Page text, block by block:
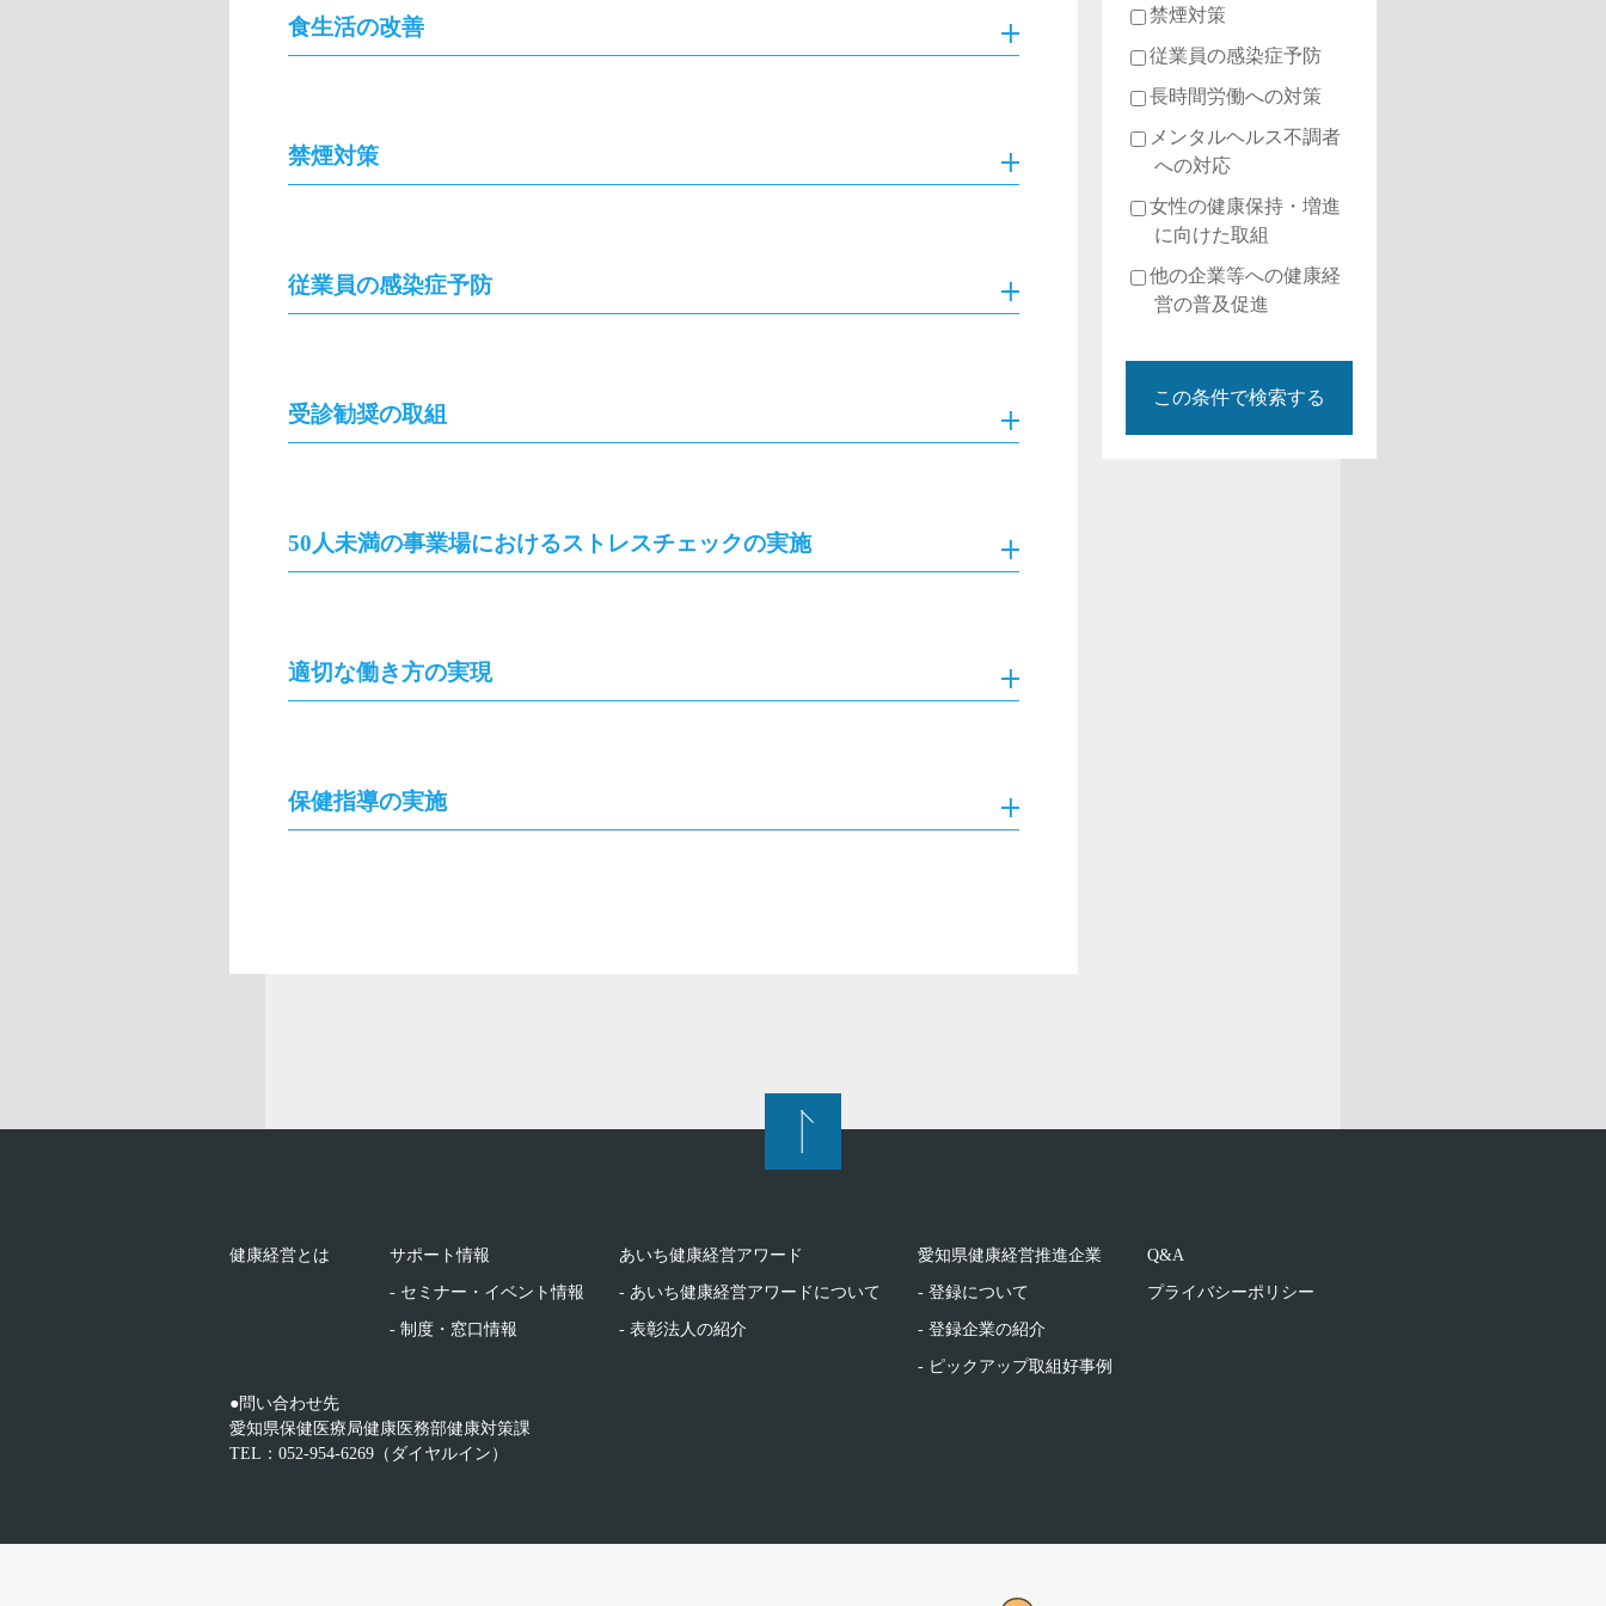
食生活の改善
禁煙対策
従業員の感染症予防
受診勧奨の取組
50人未満の事業場におけるストレスチェックの実施
適切な働き方の実現
保健指導の実施
禁煙対策
従業員の感染症予防
長時間労働への対策
メンタルヘルス不調者
への対応
女性の健康保持・増進
に向けた取組
他の企業等への健康経
営の普及促進
健康経営とは サポート情報
- セミナー・イベント情報
- 制度・窓口情報
あいち健康経営アワード
- あいち健康経営アワードについて
- 表彰法人の紹介
愛知県健康経営推進企業
- 登録について
- 登録企業の紹介
- ピックアップ取組好事例
Q&A
プライバシーポリシー
●問い合わせ先
愛知県保健医療局健康医務部健康対策課
TEL：052-954-6269（ダイヤルイン）